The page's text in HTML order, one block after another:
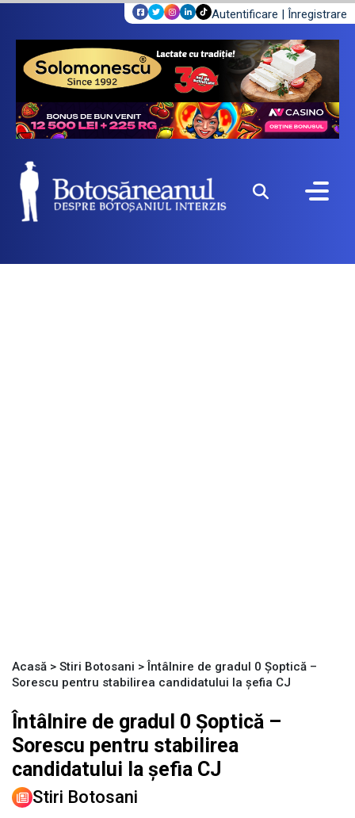
Autentificare | Înregistrare
Acasă > Stiri Botosani >Întâlnire de gradul 0 Şoptică –
Sorescu pentru stabilirea candidatului la şefia CJ
Întâlnire de gradul 0 Şoptică –
Sorescu pentru stabilirea
candidatului la şefia CJ
Stiri Botosani